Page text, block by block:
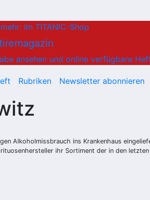
im TITANIC-Shop
ansehen und online verfügbare
Rubriken Newsletter abonnieren
Alkoholmissbrauch ins Krankenhaus
ihr Sortiment der in den